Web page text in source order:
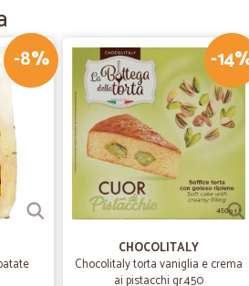
rispetto ad altri fornitori, consegna tempestiva
Angela F.
servizio , consegna veloce , lo consiglio
Lory G.
previ per la consegna....ottimo sito
-8% -
CHOCOLITALY
Chocolitaly torta vaniglia e crema
ai pistacchi gr.450